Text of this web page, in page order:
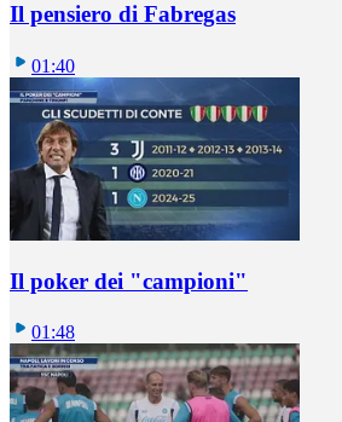
Il pensiero di Fabregas
01:40
Il poker dei "campioni"
01:48